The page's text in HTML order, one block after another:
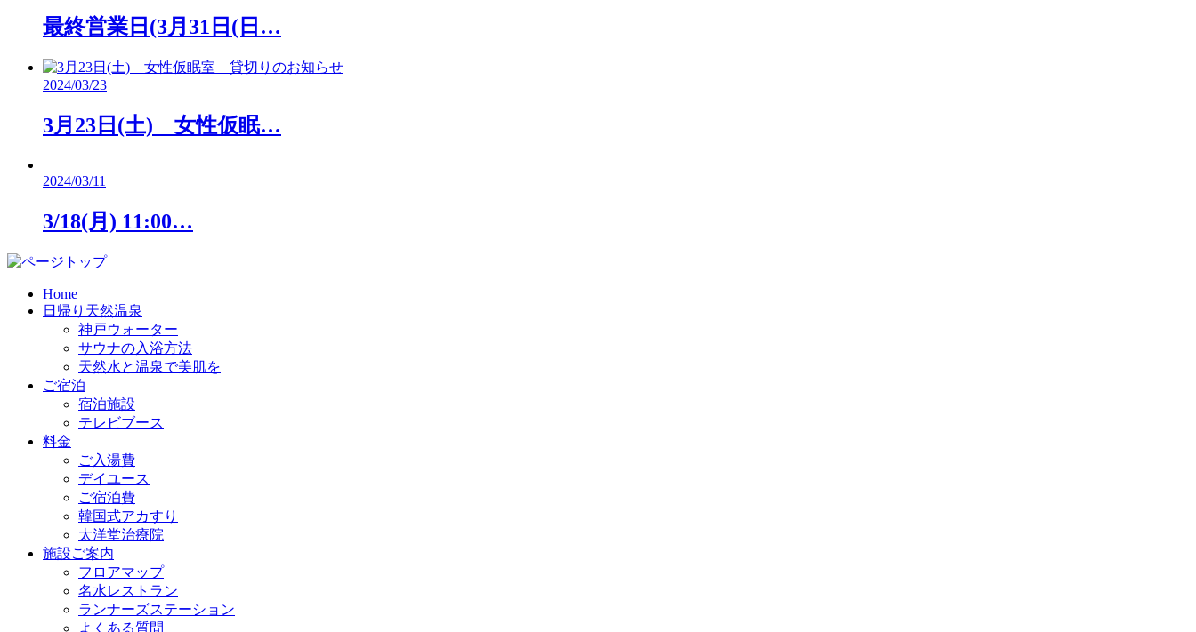
最終営業日(3月31日(日…
2024/03/23
3月23日(土) 女性仮眠…
2024/03/11
3/18(月) 11:00…
Home
日帰り天然温泉
神戸ウォーター
サウナの入浴方法
天然水と温泉で美肌を
ご宿泊
宿泊施設
テレビブース
料金
ご入湯費
デイユース
ご宿泊費
韓国式アカすり
太洋堂治療院
施設ご案内
フロアマップ
名水レストラン
ランナーズステーション
よくある質問